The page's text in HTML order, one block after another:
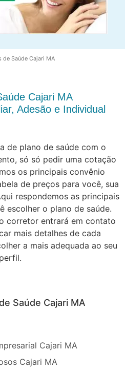
de Saúde Cajari MA
Cajari MA
Adesão e Individual
de plano de saúde com o
só só pedir uma cotação
os principais convênio
de preços para você, sua
respondemos as principais
escolher o plano de saúde.
corretor entrará em contato
mais detalhes de cada
a mais adequada ao seu
perfil.
Saúde Cajari MA
Cajari MA
Cajari MA